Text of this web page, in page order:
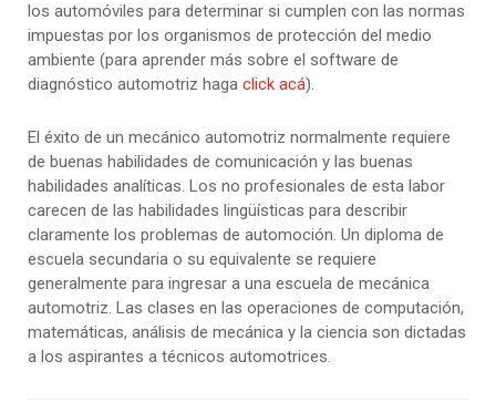
los automóviles para determinar si cumplen con las normas
impuestas por los organismos de protección del medio
ambiente (para aprender más sobre el software de
diagnóstico automotriz haga click acá).
El éxito de un mecánico automotriz normalmente requiere
de buenas habilidades de comunicación y las buenas
habilidades analíticas. Los no profesionales de esta labor
carecen de las habilidades lingüísticas para describir
claramente los problemas de automoción. Un diploma de
escuela secundaria o su equivalente se requiere
generalmente para ingresar a una escuela de mecánica
automotriz. Las clases en las operaciones de computación,
matemáticas, análisis de mecánica y la ciencia son dictadas
a los aspirantes a técnicos automotrices.